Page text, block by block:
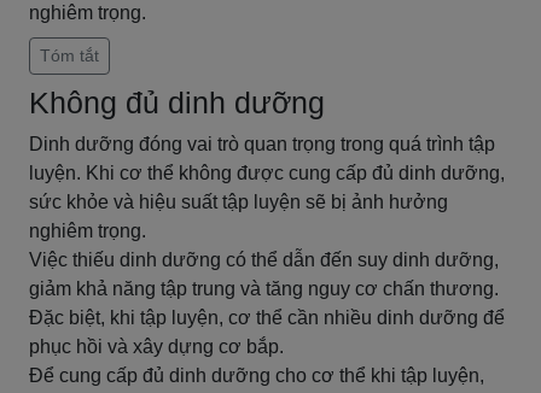
nghiêm trọng.
Tóm tắt
Không đủ dinh dưỡng
Dinh dưỡng đóng vai trò quan trọng trong quá trình tập
luyện. Khi cơ thể không được cung cấp đủ dinh dưỡng,
sức khỏe và hiệu suất tập luyện sẽ bị ảnh hưởng
nghiêm trọng.
Việc thiếu dinh dưỡng có thể dẫn đến suy dinh dưỡng,
giảm khả năng tập trung và tăng nguy cơ chấn thương.
Đặc biệt, khi tập luyện, cơ thể cần nhiều dinh dưỡng để
phục hồi và xây dựng cơ bắp.
Để cung cấp đủ dinh dưỡng cho cơ thể khi tập luyện,